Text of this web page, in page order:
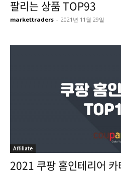
팔리는 상품 TOP93
markettraders - 2021년 11월 29일
Affiliate
2021 쿠팡 홈인테리어 카